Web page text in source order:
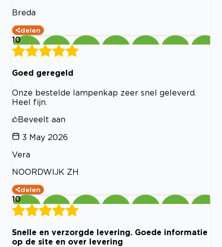
Breda
delen
10
Goed geregeld
Onze bestelde lampenkap zeer snel geleverd.
Heel fijn.
Beveelt aan
3 May 2026
Vera
NOORDWIJK ZH
delen
10
Snelle en verzorgde levering. Goede informatie
op de site en over levering